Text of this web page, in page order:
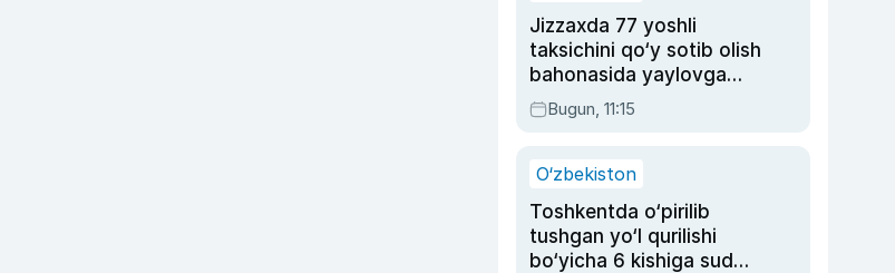
Jizzaxda 77 yoshli
taksichini qo‘y sotib olish
bahonasida yaylovga
olib borib o‘ldirgan yigit
20 yilga qamaldi
Bugun, 11:15
O‘zbekiston
Toshkentda o‘pirilib
tushgan yo‘l qurilishi
bo‘yicha 6 kishiga sud